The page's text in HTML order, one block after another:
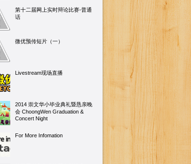
第十二届网上实时辩论比赛-普通
话
微优预传短片（一）
Livestream现场直播
2014 崇文华小毕业典礼暨恳亲晚
会 ChoongWen Graduation &
Concert Night
For More Infomation